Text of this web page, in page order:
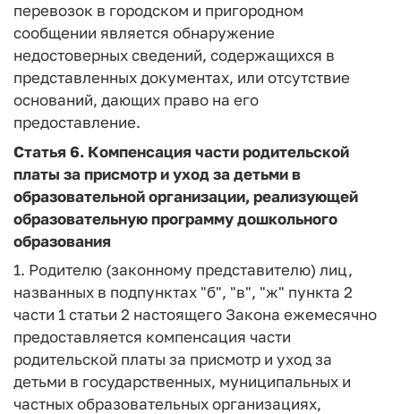
перевозок в городском и пригородном
сообщении является обнаружение
недостоверных сведений, содержащихся в
представленных документах, или отсутствие
оснований, дающих право на его
предоставление.
Статья 6. Компенсация части родительской
платы за присмотр и уход за детьми в
образовательной организации, реализующей
образовательную программу дошкольного
образования
1. Родителю (законному представителю) лиц,
названных в подпунктах "б", "в", "ж" пункта 2
части 1 статьи 2 настоящего Закона ежемесячно
предоставляется компенсация части
родительской платы за присмотр и уход за
детьми в государственных, муниципальных и
частных образовательных организациях,